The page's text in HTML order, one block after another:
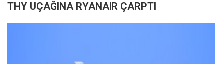
THY UÇAĞINA RYANAIR ÇARPTI